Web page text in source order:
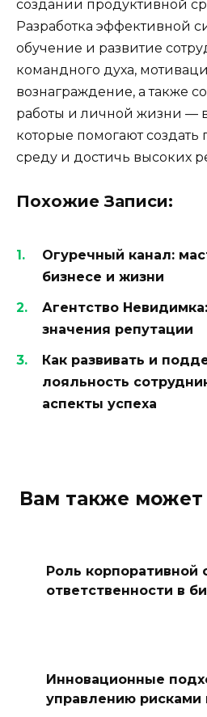
создании продуктивной
Разработка эффективной
обучение и развитие
командного духа,
вознаграждение, а также
работы и личной жизни —
которые помогают
среду и достичь высоких
Похожие Записи:
Огуречный канал:
бизнесе и жизни
Агентство
значения репутации
Как развивать и
лояльность
аспекты успеха
Вам также может
Роль корпоративной
ответственности в
Инновационные
управлению рисками